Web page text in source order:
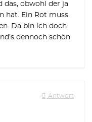
das, obwohl der ja
hat. Ein Rot muss
Da bin ich doch
dennoch schön
Antwort